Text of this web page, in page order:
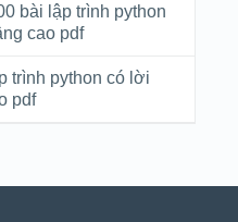
bài lập trình python
cao pdf
trình python có lời
pdf